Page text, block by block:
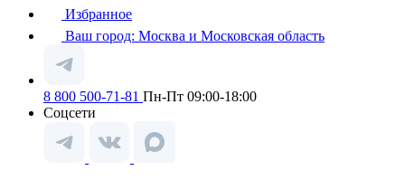
Избранное
Ваш город: Москва и Московская область
8 800 500-71-81 Пн-Пт 09:00-18:00
Соцсети